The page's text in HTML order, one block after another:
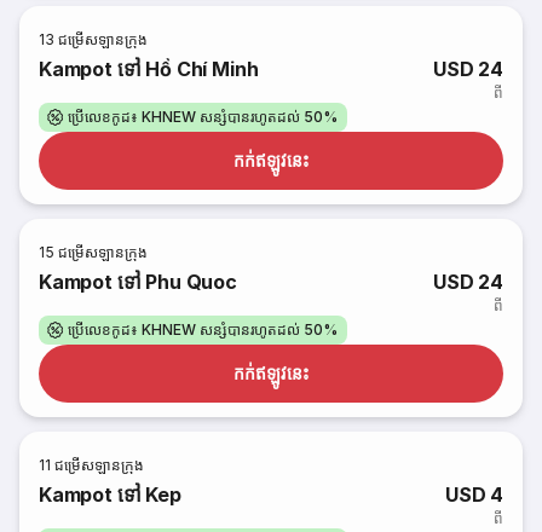
13 ជម្រើសឡានក្រុង
Kampot ទៅ Hồ Chí Minh USD 24
ពី
ប្រើលេខកូដ៖ KHNEW សន្សំបានរហូតដល់ 50%
កក់​ឥឡូវនេះ
15 ជម្រើសឡានក្រុង
Kampot ទៅ Phu Quoc USD 24
ពី
ប្រើលេខកូដ៖ KHNEW សន្សំបានរហូតដល់ 50%
កក់​ឥឡូវនេះ
11 ជម្រើសឡានក្រុង
Kampot ទៅ Kep USD 4
ពី